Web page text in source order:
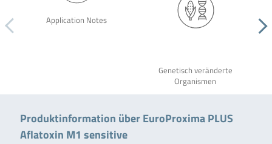
Application Notes
Genetisch veränderte
Organismen
Produktinformation über EuroProxima PLUS
Aflatoxin M1 sensitive